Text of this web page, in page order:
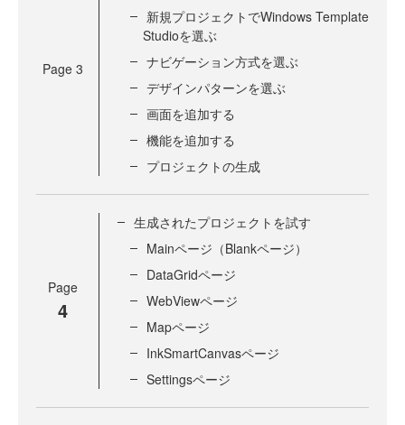
Page 3
新規プロジェクトでWindows Template
Studioを選ぶ
ナビゲーション方式を選ぶ
デザインパターンを選ぶ
画面を追加する
機能を追加する
プロジェクトの生成
Page
4
生成されたプロジェクトを試す
Mainページ（Blankページ）
DataGridページ
WebViewページ
Mapページ
InkSmartCanvasページ
Settingsページ